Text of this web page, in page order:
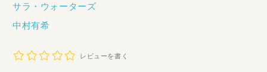
サラ・ウォーターズ
中村有希
レビューを書く